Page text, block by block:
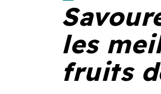
les
fruits